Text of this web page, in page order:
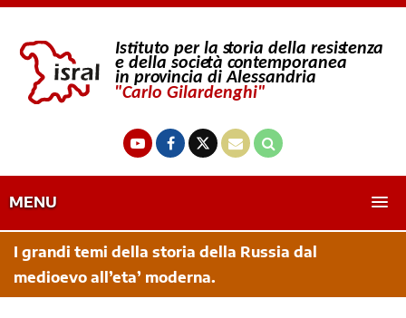
MENU
I grandi temi della storia della Russia dal
medioevo all’eta’ moderna.